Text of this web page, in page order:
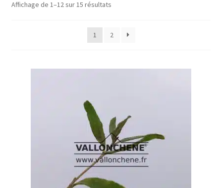
Affichage de 1–12 sur 15 résultats
1 2